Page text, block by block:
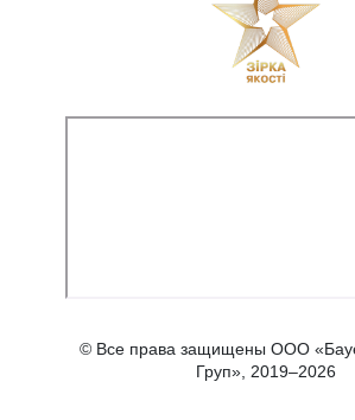
© Все права защищены ООО
Груп», 2019–2026